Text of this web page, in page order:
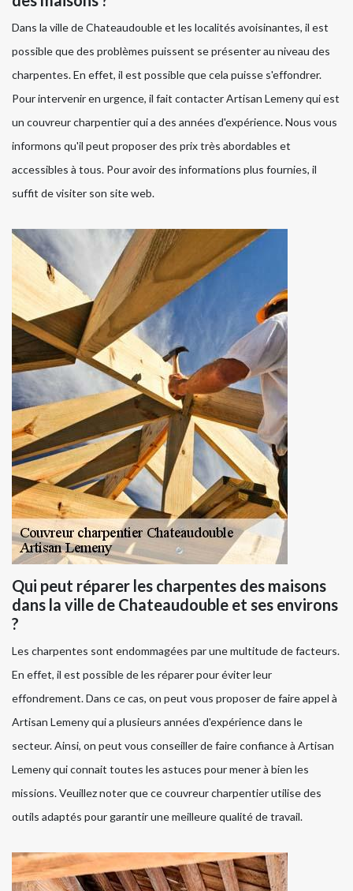
Dans la ville de Chateaudouble et les localités avoisinantes, il est
possible que des problèmes puissent se présenter au niveau des
charpentes. En effet, il est possible que cela puisse s'effondrer.
Pour intervenir en urgence, il fait contacter Artisan Lemeny qui est
un couvreur charpentier qui a des années d'expérience. Nous vous
informons qu'il peut proposer des prix très abordables et
accessibles à tous. Pour avoir des informations plus fournies, il
suffit de visiter son site web.
Qui peut réparer les charpentes des maisons
dans la ville de Chateaudouble et ses environs
?
Les charpentes sont endommagées par une multitude de facteurs.
En effet, il est possible de les réparer pour éviter leur
effondrement. Dans ce cas, on peut vous proposer de faire appel à
Artisan Lemeny qui a plusieurs années d'expérience dans le
secteur. Ainsi, on peut vous conseiller de faire confiance à Artisan
Lemeny qui connait toutes les astuces pour mener à bien les
missions. Veuillez noter que ce couvreur charpentier utilise des
outils adaptés pour garantir une meilleure qualité de travail.